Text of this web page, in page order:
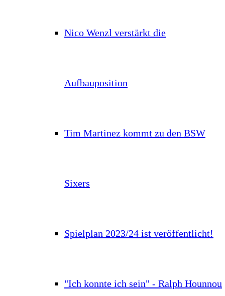
Nico Wenzl verstärkt die
Aufbauposition
Tim Martinez kommt zu den BSW
Sixers
Spielplan 2023/24 ist veröffentlicht!
"Ich konnte ich sein" - Ralph Hounnou